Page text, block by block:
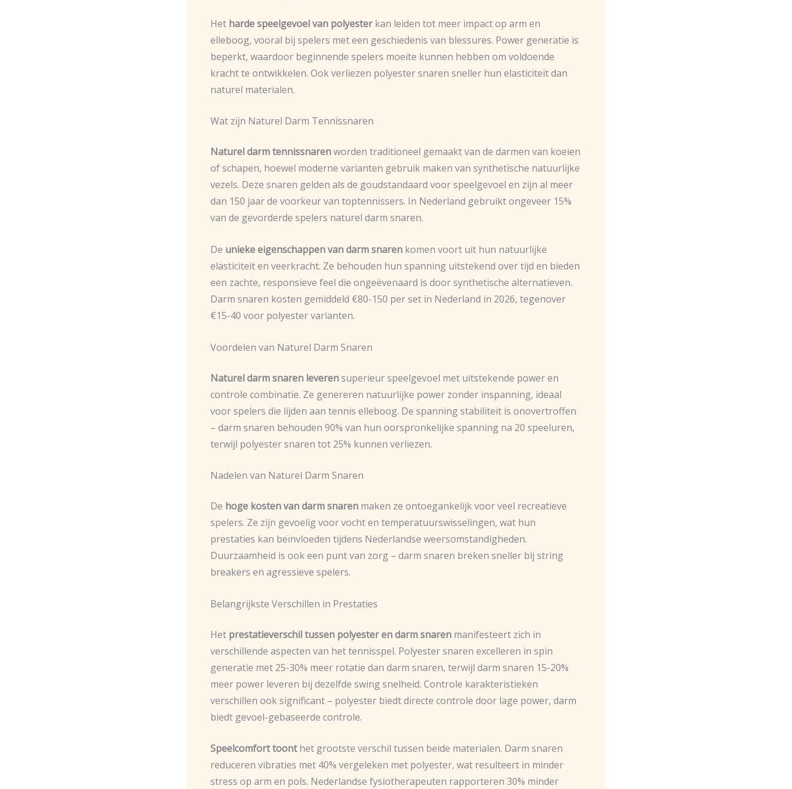
Het harde speelgevoel van polyesterkan leiden tot meer impact op arm en
elleboog, vooral bij spelers met een geschiedenis van blessures. Power generatie is
beperkt, waardoor beginnende spelers moeite kunnen hebben om voldoende
kracht te ontwikkelen. Ook verliezen polyester snaren sneller hun elasticiteit dan
naturel materialen.
Wat zijn Naturel Darm Tennissnaren
Naturel darm tennissnarenworden traditioneel gemaakt van de darmen van koeien
of schapen, hoewel moderne varianten gebruik maken van synthetische natuurlijke
vezels. Deze snaren gelden als de goudstandaard voor speelgevoel en zijn al meer
dan 150 jaar de voorkeur van toptennissers. In Nederland gebruikt ongeveer 15%
van de gevorderde spelers naturel darm snaren.
De unieke eigenschappen van darm snaren komen voort uit hun natuurlijke
elasticiteit en veerkracht. Ze behouden hun spanning uitstekend over tijd en bieden
een zachte, responsieve feel die ongeëvenaard is door synthetische alternatieven.
Darm snaren kosten gemiddeld €80-150 per set in Nederland in 2026, tegenover
€15-40 voor polyester varianten.
Voordelen van Naturel Darm Snaren
Naturel darm snaren leverensuperieur speelgevoel met uitstekende power en
controle combinatie. Ze genereren natuurlijke power zonder inspanning, ideaal
voor spelers die lijden aan tennis elleboog. De spanning stabiliteit is onovertroffen
– darm snaren behouden 90% van hun oorspronkelijke spanning na 20 speeluren,
terwijl polyester snaren tot 25% kunnen verliezen.
Nadelen van Naturel Darm Snaren
De hoge kosten van darm snaren maken ze ontoegankelijk voor veel recreatieve
spelers. Ze zijn gevoelig voor vocht en temperatuurswisselingen, wat hun
prestaties kan beïnvloeden tijdens Nederlandse weersomstandigheden.
Duurzaamheid is ook een punt van zorg – darm snaren breken sneller bij string
breakers en agressieve spelers.
Belangrijkste Verschillen in Prestaties
Het prestatieverschil tussen polyester en darm snaren manifesteert zich in
verschillende aspecten van het tennisspel. Polyester snaren excelleren in spin
generatie met 25-30% meer rotatie dan darm snaren, terwijl darm snaren 15-20%
meer power leveren bij dezelfde swing snelheid. Controle karakteristieken
verschillen ook significant – polyester biedt directe controle door lage power, darm
biedt gevoel-gebaseerde controle.
Speelcomfort toonthet grootste verschil tussen beide materialen. Darm snaren
reduceren vibraties met 40% vergeleken met polyester, wat resulteert in minder
stress op arm en pols. Nederlandse fysiotherapeuten rapporteren 30% minder